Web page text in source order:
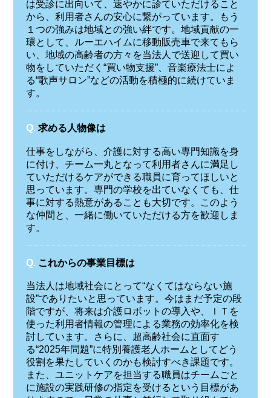
は受診に出向いて、速やかに診ていただけること
から、利用者さんの安心に繋がっています。もう
１つの強みは地域との強い絆です。地域貢献の一
環として、ルーエハイムに移動販売車で来てもら
い、地域の高齢者の方々を当法人で送迎して買い
物をしていただく“買い物支援”、音楽療法士によ
る“歌声サロン”などの活動を積極的に続けていま
す。
Q. 求める人物像は
仕事をしながら、介護に対する高い専門知識を身
に付け、チーム一丸となって利用者さんに満足し
ていただけるケアができる職員に育ってほしいと
思っています。専門の学校を出ていなくても、仕
事に対する熱意があることも大切です。このよう
な仲間と、一緒に働いていただける方を歓迎しま
す。
Q. これからの事業目標は
当法人は地域社会にとって“なくてはならない施
設”でありたいと思っています。今はまだ予定の段
階ですが、将来は介護ロボットの導入や、ＩＴを
使った利用者情報の管理による業務の効率化を検
討しています。さらに、超高齢社会に直面す
る“2025年問題”に特別養護老人ホームとしてどう
役割を果たしていくのかも検討すべき課題です。
また、ユニットケアを担当する職員はチームごと
に施設の実践研修の指定を受けるという目標があ